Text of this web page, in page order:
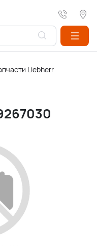
Liebherr